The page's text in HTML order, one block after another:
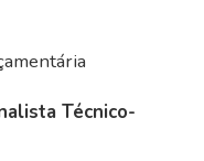
Técnico-